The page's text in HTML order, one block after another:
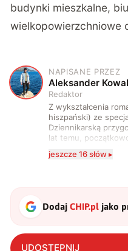
budynki mieszkalne,
wielkopowierzchniowe
A
NAPISANE PRZEZ
Aleksander Kowal
Redaktor
Z wykształcenia
hiszpański) ze
Dziennikarską
lat temu,
zdecydowanie
także uprawiać oraz
jeszcze 16 słów ▸
DodajCHIP.pl jako
UDOSTĘPNIJ